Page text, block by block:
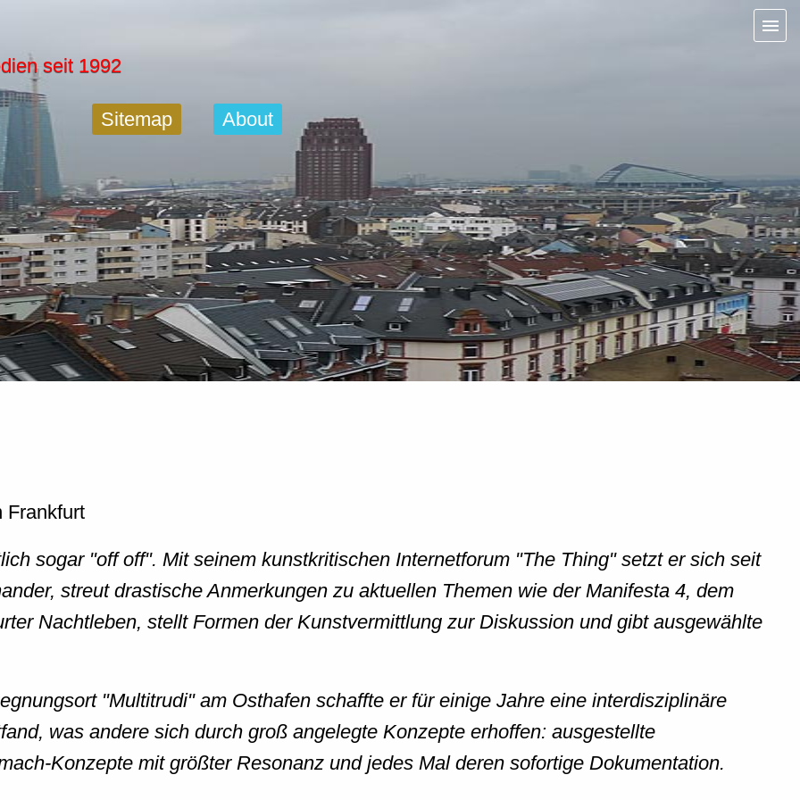
seit 1992
Sitemap About
sogar "off off". Mit seinem kunstkritischen Internetforum "The Thing" setzt er sich seit
streut drastische Anmerkungen zu aktuellen Themen wie der Manifesta 4, dem
Nachtleben, stellt Formen der Kunstvermittlung zur Diskussion und gibt ausgewählte
"Multitrudi" am Osthafen schaffte er für einige Jahre eine interdisziplinäre
was andere sich durch groß angelegte Konzepte erhoffen: ausgestellte
Konzepte mit größter Resonanz und jedes Mal deren sofortige Dokumentation.